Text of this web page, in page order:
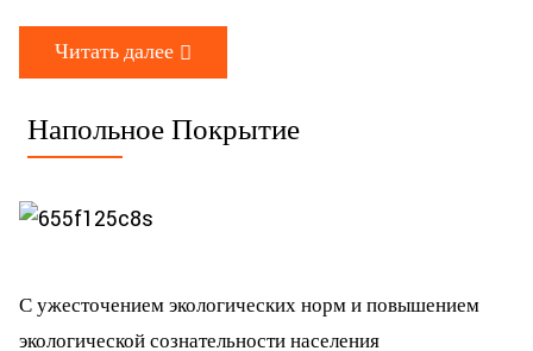
Читать далее
Напольное Покрытие
С ужесточением экологических норм и повышением
экологической сознательности населения